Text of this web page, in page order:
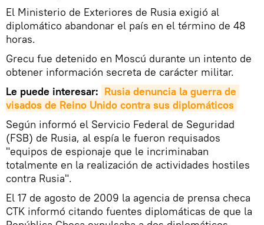
El Ministerio de Exteriores de Rusia exigió al
diplomático abandonar el país en el término de 48
horas.
Grecu fue detenido en Moscú durante un intento de
obtener información secreta de carácter militar.
Le puede interesar: Rusia denuncia la guerra de
visados de Reino Unido contra sus diplomáticos
Según informó el Servicio Federal de Seguridad
(FSB) de Rusia, al espía le fueron requisados
"equipos de espionaje que le incriminaban
totalmente en la realización de actividades hostiles
contra Rusia".
El 17 de agosto de 2009 la agencia de prensa checa
CTK informó citando fuentes diplomáticas de que la